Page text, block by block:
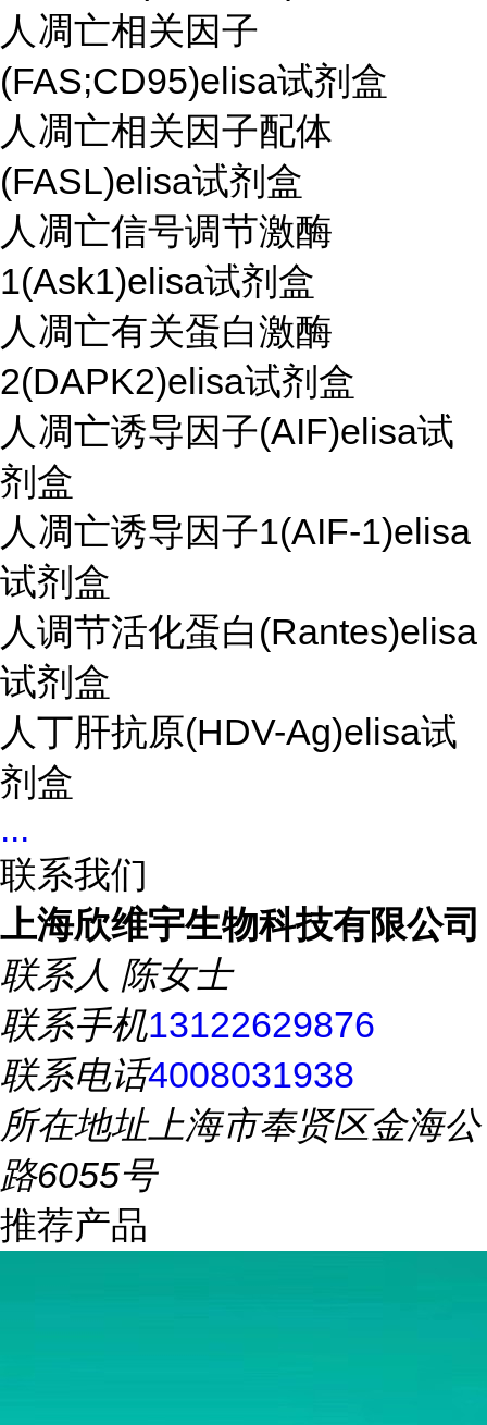
人凋亡相关因子
(FAS;CD95)elisa试剂盒
人凋亡相关因子配体
(FASL)elisa试剂盒
人凋亡信号调节激酶
1(Ask1)elisa试剂盒
人凋亡有关蛋白激酶
2(DAPK2)elisa试剂盒
人凋亡诱导因子(AIF)elisa试
剂盒
人凋亡诱导因子1(AIF-1)elisa
试剂盒
人调节活化蛋白(Rantes)elisa
试剂盒
人丁肝抗原(HDV-Ag)elisa试
剂盒
...
联系我们
上海欣维宇生物科技有限公司
联系人 陈女士
联系手机13122629876
联系电话4008031938
所在地址上海市奉贤区金海公
路6055号
推荐产品